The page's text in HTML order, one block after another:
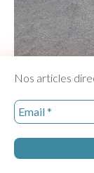
Cherchez
Nos articles